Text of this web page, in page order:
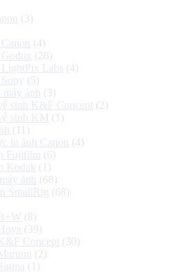
(3)
(4)
(28)
Labs (4)
(5)
ảnh
(3)
sinh K&F Concept (2)
sinh KM (1)
(11)
in ảnh Canon
(4)
Fujifilm (6)
Kodak (1)
ảnh
(68)
SmallRig (68)
(8)
(39)
Concept (30)
(2)
(1)